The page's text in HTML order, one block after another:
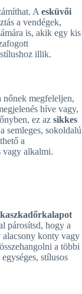
A esküvői
a vendégek,
is, akik egy kis
illik.
megfeleljen,
híve vagy,
ez az sikkes
semleges, sokoldalú
a
vagy alkalmi.
kaszkadőrkalapot
párosítsd, hogy a
alacsony konty vagy
a többi
stílusos